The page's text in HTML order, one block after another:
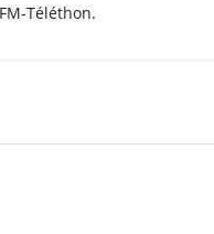
Téléthon.